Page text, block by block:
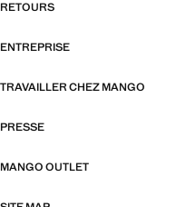
RETOURS
ENTREPRISE
TRAVAILLER CHEZ MANGO
PRESSE
MANGO OUTLET